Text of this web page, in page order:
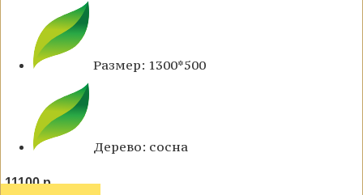
Размер: 1300*500
Дерево: сосна
11100 р.